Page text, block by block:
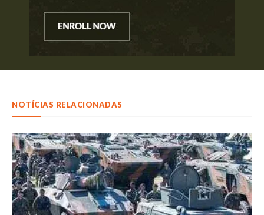
NOTÍCIAS RELACIONADAS